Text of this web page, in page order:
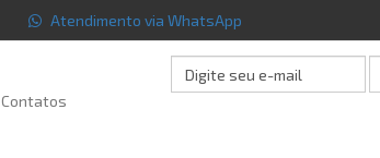
Atendimento via WhatsApp
Contatos